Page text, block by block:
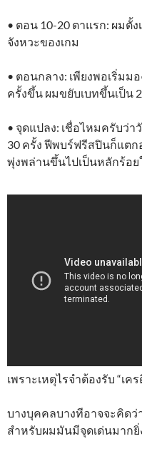
• ตอน 10-20 ตาแรก: ผมตั้ง
จังหวะของเกม
• ตอนกลาง: เพียงพอเริ่ม
ครั้งขึ้น ผมขยับเบทขึ้นเป็น
• จุดแปลง: เชื่อไหมครับว่
30 ครั้ง ฟีพบร์ฟรีสปินก็แตก
พุ่งพล่านขึ้นไปเป็นหลักร้อย
เพราะเหตุไรจำต้องรับ “เ
บางบุคคลบางทีอาจจะคิดว่า
สำหรับผมมันมีจุดเด่นมากยิ่